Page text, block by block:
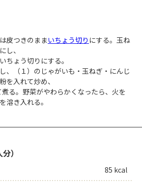
皮つきのままいちょう切り にする。玉ね
にし、
ちょう切りにする。
、（１）のじゃがいも・玉ねぎ・にんじ
を入れて炒め、
煮る。野菜がやわらかくなったら、火を
溶き入れる。
）
85 kcal